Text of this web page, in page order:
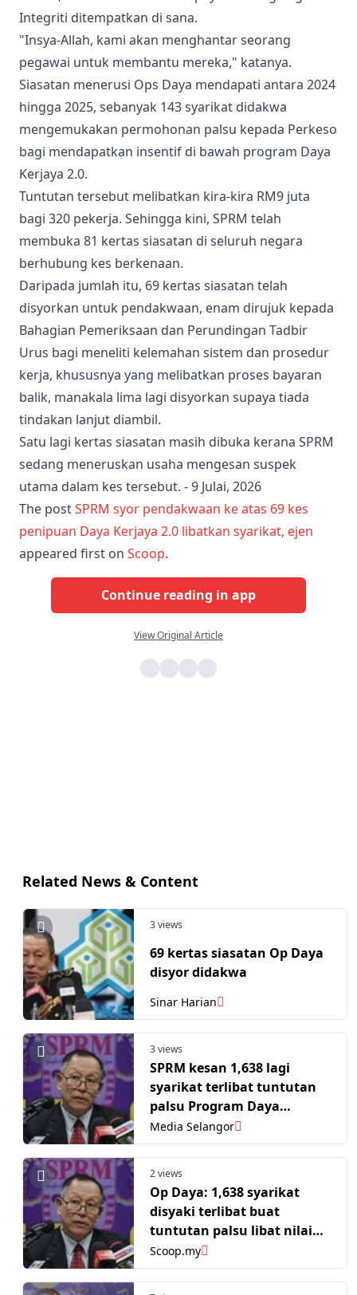
Integriti ditempatkan di sana.
"Insya-Allah, kami akan menghantar seorang
pegawai untuk membantu mereka," katanya.
Siasatan menerusi Ops Daya mendapati antara 2024
hingga 2025, sebanyak 143 syarikat didakwa
mengemukakan permohonan palsu kepada Perkeso
bagi mendapatkan insentif di bawah program Daya
Kerjaya 2.0.
Tuntutan tersebut melibatkan kira-kira RM9 juta
bagi 320 pekerja. Sehingga kini, SPRM telah
membuka 81 kertas siasatan di seluruh negara
berhubung kes berkenaan.
Daripada jumlah itu, 69 kertas siasatan telah
disyorkan untuk pendakwaan, enam dirujuk kepada
Bahagian Pemeriksaan dan Perundingan Tadbir
Urus bagi meneliti kelemahan sistem dan prosedur
kerja, khususnya yang melibatkan proses bayaran
balik, manakala lima lagi disyorkan supaya tiada
tindakan lanjut diambil.
Satu lagi kertas siasatan masih dibuka kerana SPRM
sedang meneruskan usaha mengesan suspek
utama dalam kes tersebut. - 9 Julai, 2026
The postSPRM syor pendakwaan ke atas 69 kes
penipuan Daya Kerjaya 2.0 libatkan syarikat, ejen
appeared first on Scoop.
Continue reading in app
View Original Article
Related News & Content
3 views
69 kertas siasatan Op Daya
disyor didakwa
Sinar Harian
3 views
SPRM kesan 1,638 lagi
syarikat terlibat tuntutan
palsu Program Daya
Kerjaya RM45 juta
Media Selangor
2 views
Op Daya: 1,638 syarikat
disyaki terlibat buat
tuntutan palsu libat nilai
RM45 juta
Scoop.my